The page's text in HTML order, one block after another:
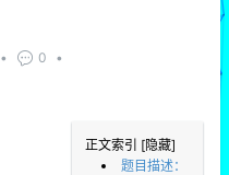
• 0 •
正文索引 [隐藏]
题目描述：